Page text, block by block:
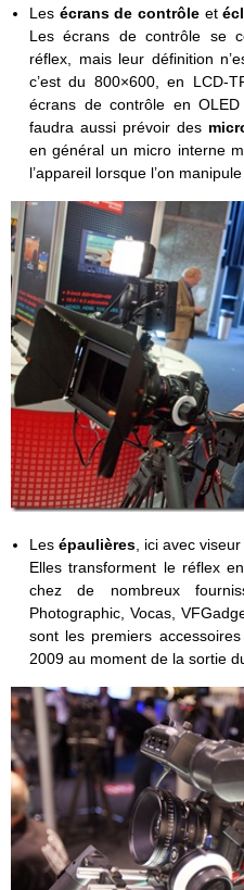
Les écrans de contrôle et
Les écrans de contrôle se
réflex, mais leur définition
c’est du 800×600, en LCD-
écrans de contrôle en
faudra aussi prévoir des
en général un micro interne
l’appareil lorsque l’on manipule
Lesépaulières, ici avec
Elles transforment le réflex
chez de nombreux
Photographic, Vocas,
sont les premiers
2009 au moment de la sortie